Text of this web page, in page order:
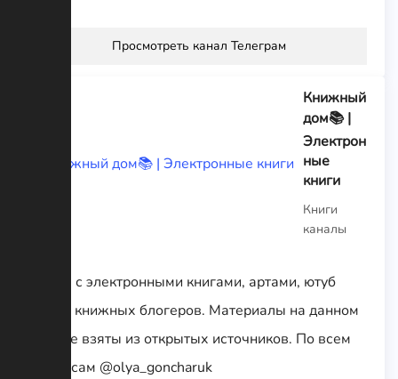
Просмотреть канал Телеграм
Книжный
дом📚 |
Электрон
ные
книги
Книги
каналы
Канал с электронными книгами, артами, ютуб
видео книжных блогеров. Материалы на данном
канале взяты из открытых источников. По всем
вопросам @olya_goncharuk